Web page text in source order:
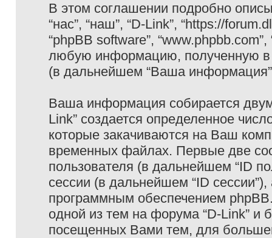
В этом соглашении подробно
“нас”, “наш”, “D-Link”, “https://
“phpBB software”,
любую информацию, полученную в
(в дальнейшем “Ваша
Ваша информация собирается
Link” создается определенное
которые закачиваются на Ваш
временных файлах. Первые две
пользователя (в дальнейшем “ID
сессии (в дальнейшем “ID
программным обеспечением
одной из тем на форума “D-Link” и
посещенных Вами тем, для